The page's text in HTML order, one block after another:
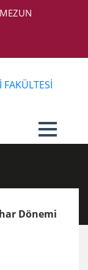
MEZUN
FAKÜLTESİ
Dönemi